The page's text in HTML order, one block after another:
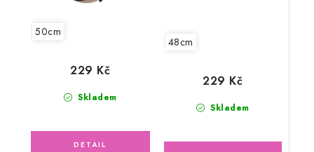
50cm
Skladem
229 Kč
48cm
Skladem
229 Kč